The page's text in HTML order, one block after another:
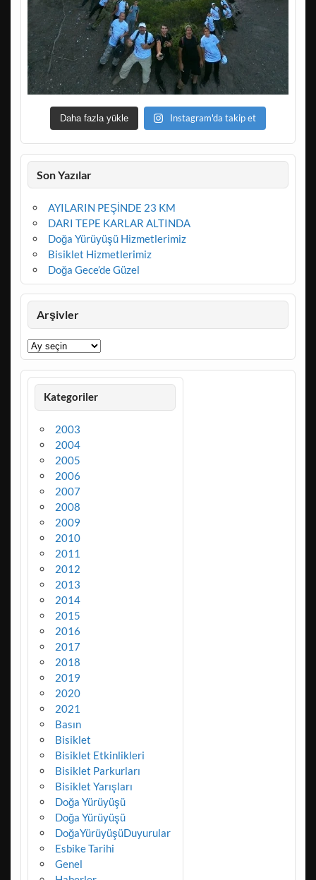
Daha fazla yükle Instagram'da takip et
Son Yazılar
AYILARIN PEŞİNDE 23 KM
DARI TEPE KARLAR ALTINDA
Doğa Yürüyüşü Hizmetlerimiz
Bisiklet Hizmetlerimiz
Doğa Gece’de Güzel
Arşivler
Arşivler
Kategoriler
2003
2004
2005
2006
2007
2008
2009
2010
2011
2012
2013
2014
2015
2016
2017
2018
2019
2020
2021
Basın
Bisiklet
Bisiklet Etkinlikleri
Bisiklet Parkurları
Bisiklet Yarışları
Doğa Yürüyüşü
Doğa Yürüyüşü
DoğaYürüyüşüDuyurular
Esbike Tarihi
Genel